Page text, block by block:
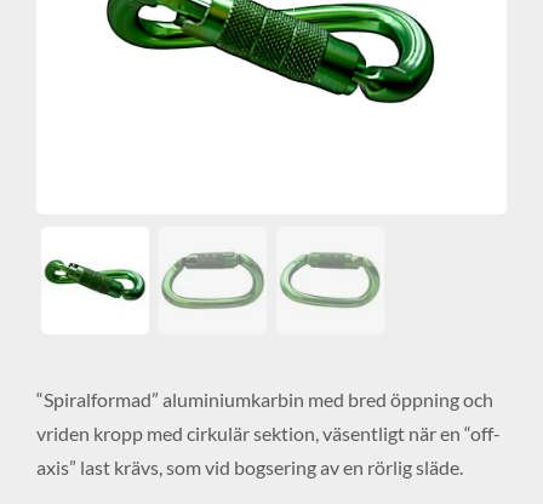
“Spiralformad” aluminiumkarbin med bred öppning och
vriden kropp med cirkulär sektion, väsentligt när en “off-
axis” last krävs, som vid bogsering av en rörlig släde.